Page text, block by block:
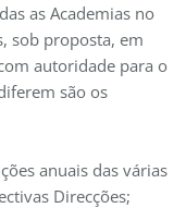
as Academias no
sob proposta, em
autoridade para o
são os
anuais das várias
Direcções;